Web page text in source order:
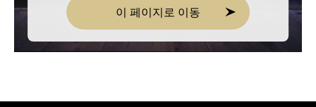
이 페이지로 이동